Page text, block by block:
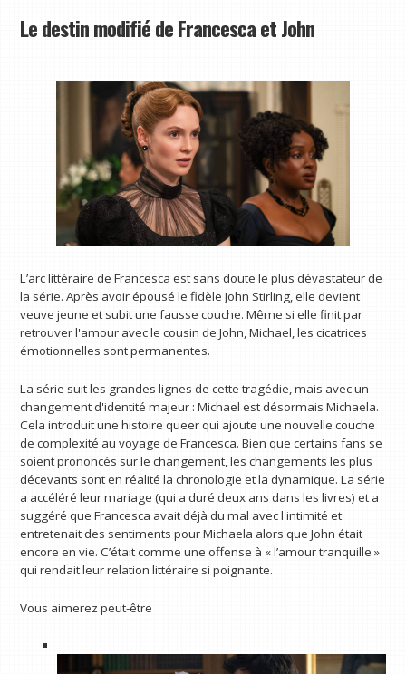
Le destin modifié de Francesca et John
L’arc littéraire de Francesca est sans doute le plus dévastateur de
la série. Après avoir épousé le fidèle John Stirling, elle devient
veuve jeune et subit une fausse couche. Même si elle finit par
retrouver l'amour avec le cousin de John, Michael, les cicatrices
émotionnelles sont permanentes.
La série suit les grandes lignes de cette tragédie, mais avec un
changement d'identité majeur : Michael est désormais Michaela.
Cela introduit une histoire queer qui ajoute une nouvelle couche
de complexité au voyage de Francesca. Bien que certains fans se
soient prononcés sur le changement, les changements les plus
décevants sont en réalité la chronologie et la dynamique. La série
a accéléré leur mariage (qui a duré deux ans dans les livres) et a
suggéré que Francesca avait déjà du mal avec l'intimité et
entretenait des sentiments pour Michaela alors que John était
encore en vie. C’était comme une offense à « l’amour tranquille »
qui rendait leur relation littéraire si poignante.
Vous aimerez peut-être